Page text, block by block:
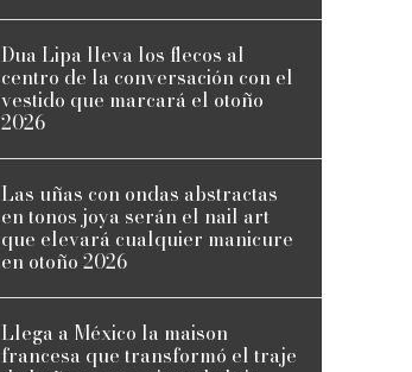
Dua Lipa lleva los flecos al
centro de la conversación con el
vestido que marcará el otoño
2026
Las uñas con ondas abstractas
en tonos joya serán el nail art
que elevará cualquier manicure
en otoño 2026
Llega a México la maison
francesa que transformó el traje